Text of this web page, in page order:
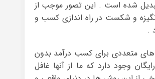
شده است . این تصور موجب از
و شکست در راه اندازی کسب و
.
های متعددی برای کسب درآمد بدون
وجود دارد که ما از آنها غافل